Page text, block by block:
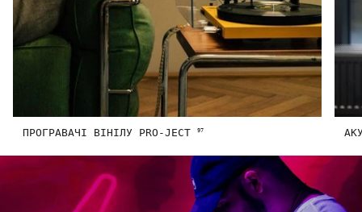
ПРОГРАВАЧІ ВІНІЛУ PRO-JECT 97